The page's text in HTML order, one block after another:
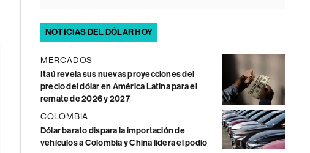
NOTICIAS DEL DÓLAR HOY
MERCADOS
Itaú revela sus nuevas proyecciones del
precio del dólar en América Latina para el
remate de 2026 y 2027
COLOMBIA
Dólar barato dispara la importación de
vehículos a Colombia y China lidera el podio